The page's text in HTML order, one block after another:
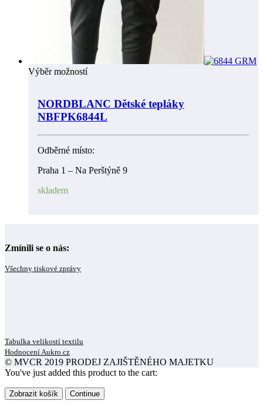
Výběr možností
NORDBLANC Dětské tepláky
NBFPK6844L
Odběrné místo:
Praha 1 – Na Perštýně 9
skladem
Zmínili se o nás:
Všechny tiskové zprávy
Tabulka velikostí textilu
Hodnocení Aukro.cz
© MVCR 2019 PRODEJ ZAJIŠTĚNÉHO MAJETKU
You've just added this product to the cart:
Zobrazit košík Continue